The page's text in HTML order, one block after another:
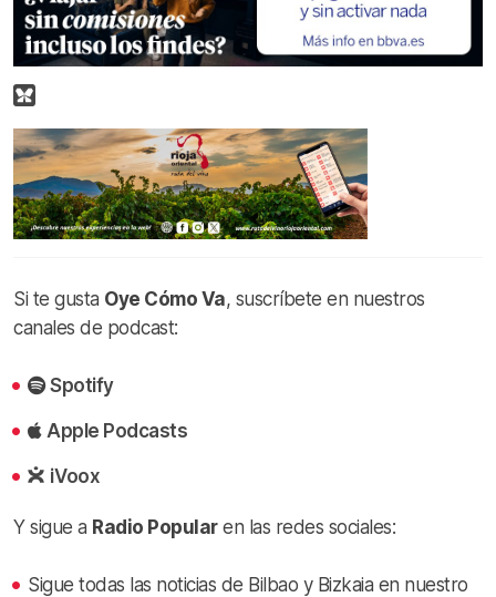
Si te gusta Oye Cómo Va, suscríbete en nuestros
canales de podcast:
Spotify
Apple Podcasts
iVoox
Y sigue a Radio Popularen las redes sociales:
Sigue todas las noticias de Bilbao y Bizkaia en nuestro